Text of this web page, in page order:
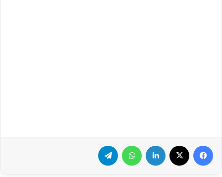
فيسبوك لينكدإن واتساب